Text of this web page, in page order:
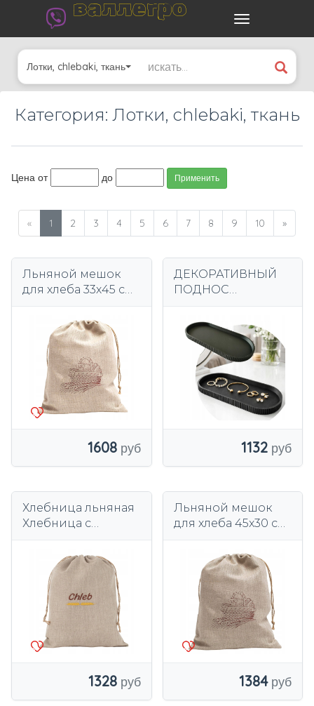
валлегро
Лотки, chlebaki, ткань
Категория: Лотки, chlebaki, ткань
Цена от до Применить
« 1 2 3 4 5 6 7 8 9 10 »
Льняной мешок
для хлеба 33х45 см
слойный
1608
ДЕКОРАТИВНЫЙ
ПОДНОС
РЕБРИСТЫЙ С 3D
ПРИНТОМ
ЭЛЕГАНТНЫЙ ДЛЯ
ДОМА 20х9 СМ
1132
Хлебница льняная
Хлебница с
на подкладке
1328
Льняной мешок
для хлеба 45x30 см-
хранение хлеба
1384